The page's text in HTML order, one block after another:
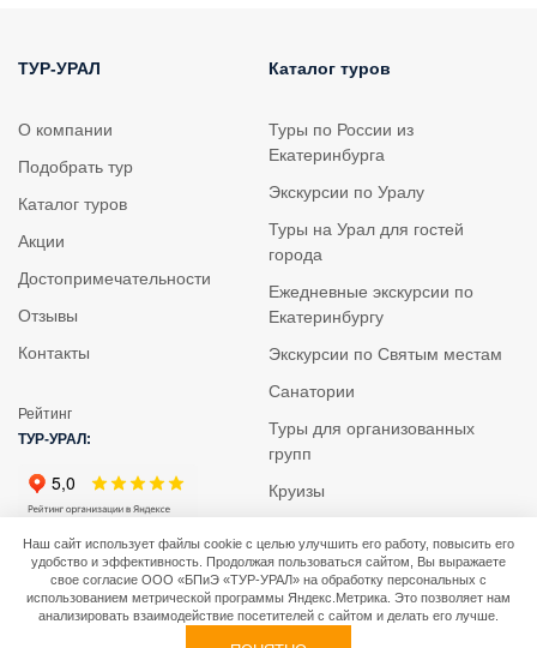
ТУР-УРАЛ
О компании
Подобрать тур
Каталог туров
Акции
Достопримечательности
Отзывы
Контакты
Рейтинг
ТУР-УРАЛ:
Каталог туров
Туры по России из
Екатеринбурга
Экскурсии по Уралу
Туры на Урал для гостей
города
Ежедневные экскурсии по
Екатеринбургу
Экскурсии по Святым местам
Санатории
Туры для организованных
групп
Круизы
© 2013 - 2026 ООО «Бюро путешествий и экскурсий
«ТУР-УРАЛ». Все права защищены.
Политика обработки персональных данных
Наш сайт использует файлы cookie с целью улучшить его работу, повысить его
удобство и эффективность. Продолжая пользоваться сайтом, Вы выражаете
свое согласие ООО «БПиЭ «ТУР-УРАЛ» на обработку персональных с
использованием метрической программы Яндекс.Метрика. Это позволяет нам
анализировать взаимодействие посетителей с сайтом и делать его лучше.